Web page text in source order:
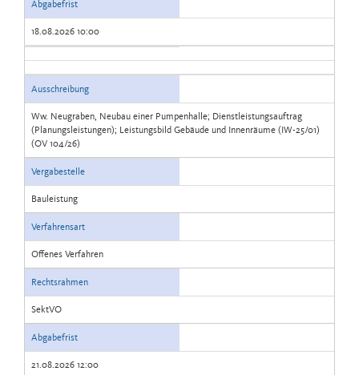
Abgabefrist
18.08.2026 10:00
Ausschreibung
Ww. Neugraben, Neubau einer Pumpenhalle; Dienstleistungsauftrag
(Planungsleistungen); Leistungsbild Gebäude und Innenräume (IW-25/01)
(OV 104/26)
Vergabestelle
Bauleistung
Verfahrensart
Offenes Verfahren
Rechtsrahmen
SektVO
Abgabefrist
21.08.2026 12:00